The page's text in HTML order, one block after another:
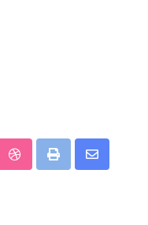
StumbleUpon
Print
Share